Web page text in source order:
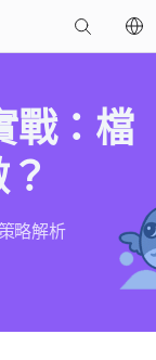
戰：檔
略解析